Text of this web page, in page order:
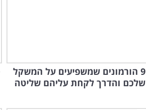
9 הורמונים שמשפיעים על המשקל
שלכם והדרך לקחת עליהם שליטה